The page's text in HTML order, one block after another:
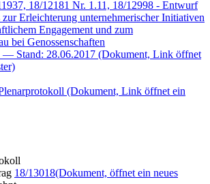
18/12181 Nr. 1.11, 18/12998 - Entwurf
zur Erleichterung unternehmerischer Initiativen
Engagement und zum
bei Genossenschaften
— Stand: 28.06.2017 (Dokument, Link öffnet
(Dokument, Link öffnet ein
18/13018(Dokument, öffnet ein neues